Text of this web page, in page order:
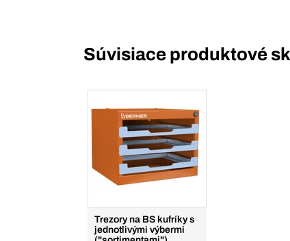
Súvisiace produktové
Trezory na BS kufríky s
jednotlivými výbermi